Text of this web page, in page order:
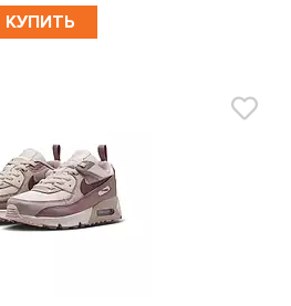
КУПИТЬ